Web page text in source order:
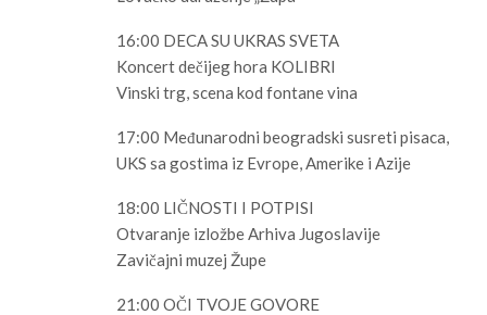
16:00 DECA SU UKRAS SVETA
Koncert dečijeg hora KOLIBRI
Vinski trg, scena kod fontane vina
17:00 Međunarodni beogradski susreti pisaca,
UKS sa gostima iz Evrope, Amerike i Azije
18:00 LIČNOSTI I POTPISI
Otvaranje izložbe Arhiva Jugoslavije
Zavičajni muzej Župe
21:00 OČI TVOJE GOVORE